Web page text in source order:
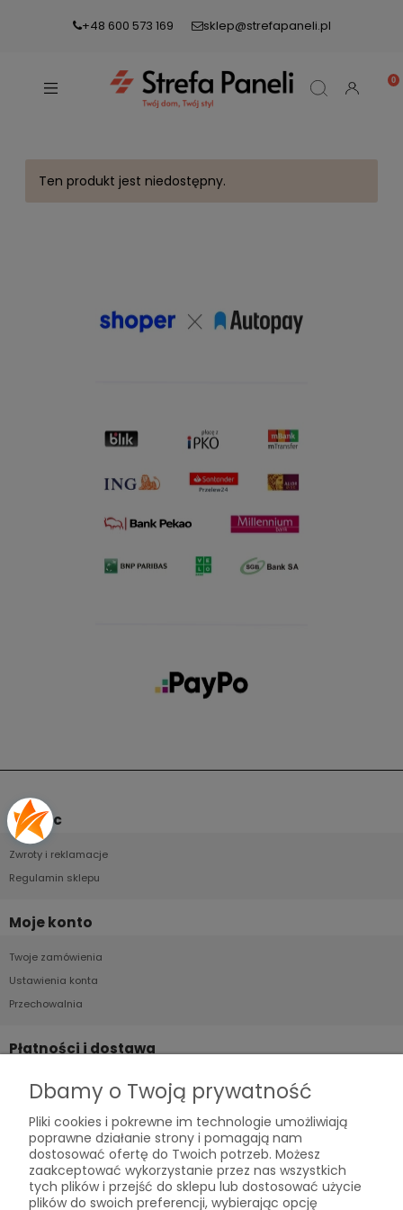
+48 600 573 169 sklep@strefapaneli.pl
Ten produkt jest niedostępny.
Pomoc
Zwroty i reklamacje
Regulamin sklepu
Moje konto
Twoje zamówienia
Ustawienia konta
Przechowalnia
Płatności i dostawa
Formy płatności
Czas i koszty dostawy
Czas realizacji zamówienia
Informacje
Dbamy o Twoją prywatność
Pliki cookies i pokrewne im technologie umożliwiają
poprawne działanie strony i pomagają nam
dostosować ofertę do Twoich potrzeb. Możesz
zaakceptować wykorzystanie przez nas wszystkich
tych plików i przejść do sklepu lub dostosować użycie
plików do swoich preferencji, wybierając opcję